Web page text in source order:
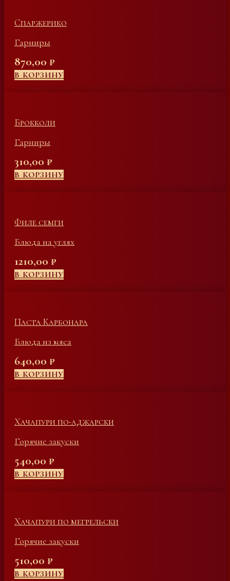
Спаржерико
Гарниры
870,00 ₽
В КОРЗИНУ
Брокколи
Гарниры
310,00 ₽
В КОРЗИНУ
Филе семги
Блюда на углях
1210,00 ₽
В КОРЗИНУ
Паста Карбонара
Блюда из мяса
640,00 ₽
В КОРЗИНУ
Хачапури по-аджарски
Горячие закуски
540,00 ₽
В КОРЗИНУ
Хачапури по мегрельски
Горячие закуски
510,00 ₽
В КОРЗИНУ